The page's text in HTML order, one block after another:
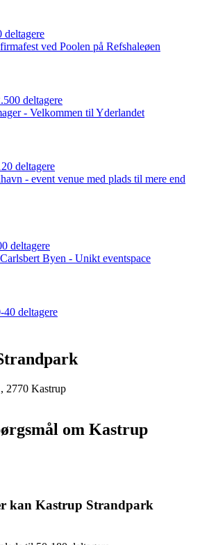
deltagere
deltagere
deltagere
deltagere
40 deltagere
2770 Kastrup
1, 2770 Kastrup, 2770 Kastrup
om Kastrup
kan Kastrup Strandpark